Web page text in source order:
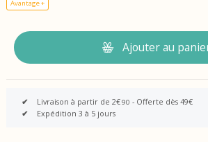
Avantage +
Ajouter au
✔ Livraison à partir de 2€90 - Offerte dès 49€
✔
Expédition 3 à 5 jours